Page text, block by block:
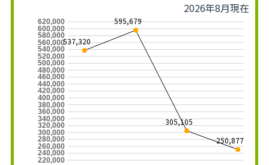
2026年8月現在
220,000
240,000
260,000
280,000
300,000
320,000
340,000
360,000
380,000
400,000
420,000
440,000
460,000
480,000
500,000
520,000
540,000
560,000
580,000
600,000
620,000
537,320
595,679
305,105
250,877